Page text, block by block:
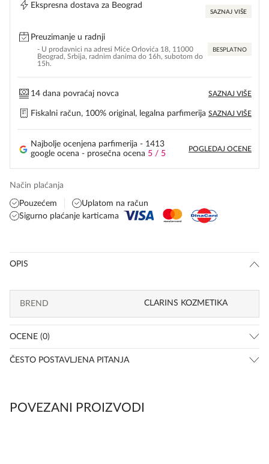
Ekspresna dostava za Beograd
SAZNAJ VIŠE
Preuzimanje u radnji
- U prodavnici na adresi Miće Orlovića 18, 11000
Beograd, Srbija, radnim danima do 16h, subotom do
15h.
BESPLATNO
14 dana povraćaj novca SAZNAJ VIŠE
Fiskalni račun, 100% original, legalna parfimerija SAZNAJ VIŠE
Najbolje ocenjena parfimerija - 1413
google ocena - prosečna ocena 5 / 5
POGLEDAJ OCENE
Način plaćanja
Pouzećem
Uplatom na račun
Sigurno plaćanje karticama
OPIS
BREND CLARINS KOZMETIKA
OCENE (0)
ČESTO POSTAVLJENA PITANJA
POVEZANI PROIZVODI